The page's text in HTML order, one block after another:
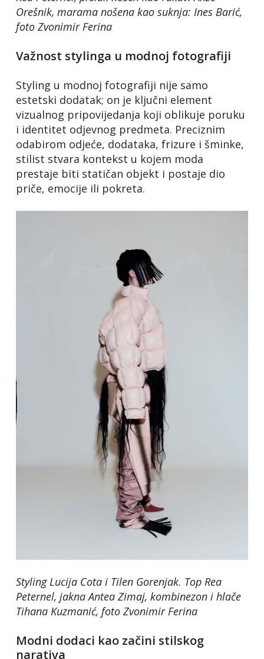
Orešnik, marama nošena kao suknja: Ines Barić,
foto Zvonimir Ferina
Važnost stylinga u modnoj fotografiji
Styling u modnoj fotografiji nije samo
estetski dodatak; on je ključni element
vizualnog pripovijedanja koji oblikuje poruku
i identitet odjevnog predmeta. Preciznim
odabirom odjeće, dodataka, frizure i šminke,
stilist stvara kontekst u kojem moda
prestaje biti statičan objekt i postaje dio
priče, emocije ili pokreta.
Styling Lucija Cota i Tilen Gorenjak. Top Rea
Peternel, jakna Antea Zimaj, kombinezon i hlače
Tihana Kuzmanić, foto Zvonimir Ferina
Modni dodaci kao začini stilskog
narativa